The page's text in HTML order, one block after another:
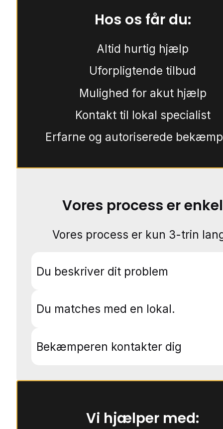
Hos os får du:
Altid hurtig hjælp
Uforpligtende tilbud
Mulighed for akut hjælp
Kontakt til lokal specialist
Erfarne og autoriserede
Vores process er enkel
Vores process er kun 3-trin
Du beskriver dit problem
Du matches med en lokal.
Bekæmperen kontakter dig
Vi hjælper med: